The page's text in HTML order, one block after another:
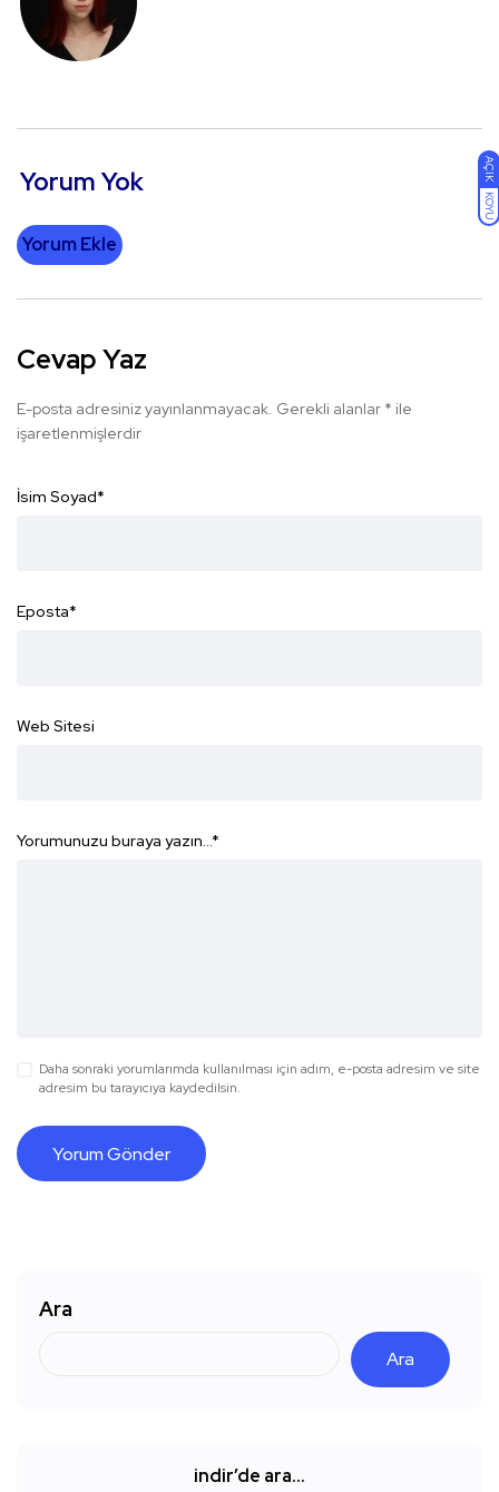
AÇIK
KOYU
Yorum Yok
Yorum Ekle
Cevap Yaz
E-posta adresiniz yayınlanmayacak. Gerekli alanlar * ile
işaretlenmişlerdir
İsim Soyad*
Eposta*
Web Sitesi
Yorumunuzu buraya yazın...*
Daha sonraki yorumlarımda kullanılması için adım, e-posta adresim ve site
adresim bu tarayıcıya kaydedilsin.
Ara
Ara
indir’de ara…